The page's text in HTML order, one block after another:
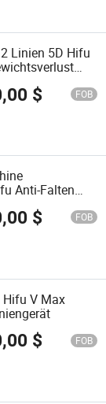
Linien 5D Hifu
$ FOB
Anti-Falten
$ FOB
Hifu V Max
$ FOB